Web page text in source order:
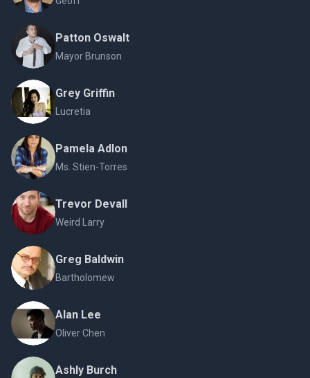
Patton Oswalt
Mayor Brunson
Grey Griffin
Lucretia
Pamela Adlon
Ms. Stien-Torres
Trevor Devall
Weird Larry
Greg Baldwin
Bartholomew
Alan Lee
Oliver Chen
Ashly Burch